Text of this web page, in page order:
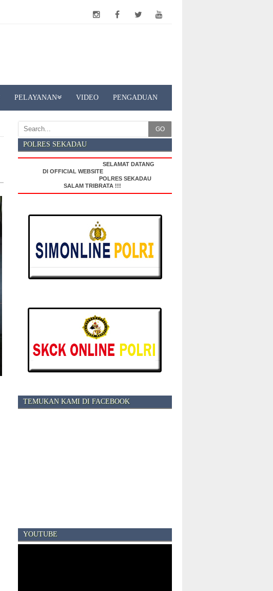
PELAYANAN VIDEO PENGADUAN
GO
POLRES SEKADAU
SELAMAT DATANG
DI OFFICIAL WEBSITE
POLRES SEKADAU
SALAM TRIBRATA !!!
TEMUKAN KAMI DI FACEBOOK
YOUTUBE